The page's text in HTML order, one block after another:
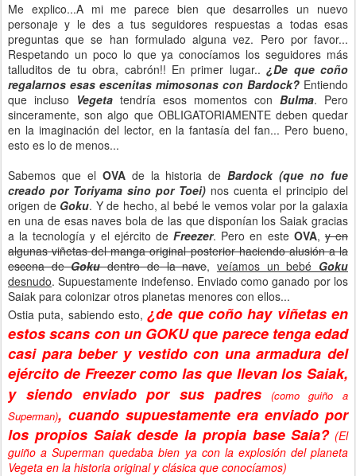
Me explico...A mi me parece bien que desarrolles un nuevo
personaje y le des a tus seguidores respuestas a todas esas
preguntas que se han formulado alguna vez. Pero por favor...
Respetando un poco lo que ya conocíamos los seguidores más
talluditos de tu obra, cabrón!! En primer lugar.. ¿De que coño
regalarnos esas escenitas mimosonas con Bardock? Entiendo
que incluso Vegeta tendría esos momentos con Bulma. Pero
sinceramente, son algo que OBLIGATORIAMENTE deben quedar
en la imaginación del lector, en la fantasía del fan... Pero bueno,
esto es lo de menos...
Sabemos que el OVA de la historia deBardock(que no fue
creado por Toriyama sino por Toei) nos cuenta el principio del
origen de Goku. Y de hecho, al bebé le vemos volar por la galaxia
en una de esas naves bola de las que disponían los Saiak gracias
a la tecnología y el ejército deFreezer. Pero en este OVA,y en
algunas viñetas del manga original posterior haciendo alusión a la
escena deGokudentro de la nave, veíamos un bebé Goku
desnudo. Supuestamente indefenso. Enviado como ganado por los
Saiak para colonizar otros planetas menores con ellos...
Ostia puta, sabiendo esto, ¿de que coño hay viñetas en
estos scans con un GOKU que parece tenga edad
casi para beber y vestido con una armadura del
ejército de Freezer como las que llevan los Saiak,
y siendo enviado por sus padres(como guiño a
Superman), cuando supuestamente era enviado por
los propios Saiak desde la propia base Saia? (El
guiño a Superman quedaba bien ya con la explosión del planeta
Vegeta en la historia original y clásica que conocíamos)